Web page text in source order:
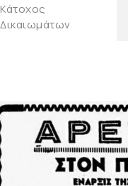
Κάτοχος
Δικαιωμάτων